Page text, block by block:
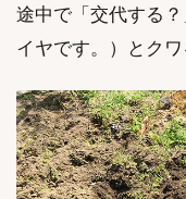
途中で「交代する？
イヤです。）とクワ